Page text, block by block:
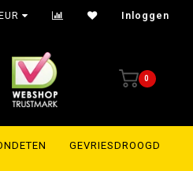
EUR Inloggen
0
GEVRIESDROOGD